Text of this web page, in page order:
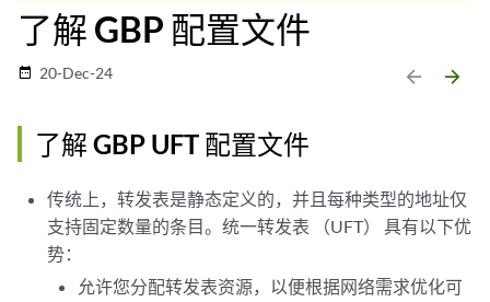
了解 GBP 配置文件
date_range 20-Dec-24 arrow_backward arrow_forward
了解 GBP UFT 配置文件
传统上，转发表是静态定义的，并且每种类型的地址仅
支持固定数量的条目。统一转发表 （UFT） 具有以下优
势：
允许您分配转发表资源，以便根据网络需求优化可